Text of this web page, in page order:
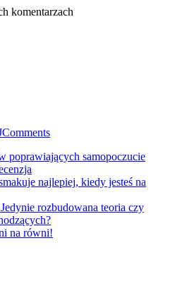
komentarzach
poprawiających samopoczucie
najlepiej, kiedy jesteś na
rozbudowana teoria czy
na równi!